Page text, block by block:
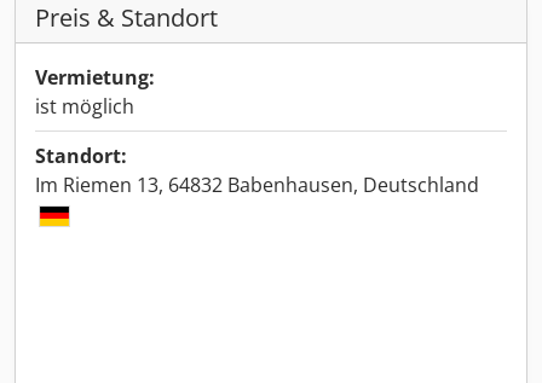
Preis & Standort
Vermietung:
ist möglich
Standort:
Im Riemen 13, 64832 Babenhausen, Deutschland